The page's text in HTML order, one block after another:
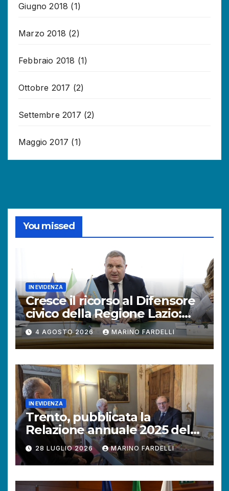
Giugno 2018 (1)
Marzo 2018 (2)
Febbraio 2018 (1)
Ottobre 2017 (2)
Settembre 2017 (2)
Maggio 2017 (1)
You missed
IN EVIDENZA
Cresce il ricorso al Difensore
civico della Regione Lazio:
+121% di istanze rispetto al
2025.
4 AGOSTO 2026 MARINO FARDELLI
IN EVIDENZA
Trento, pubblicata la
Relazione annuale 2025 del
Difensore civico della
Provincia autonoma.
28 LUGLIO 2026 MARINO FARDELLI